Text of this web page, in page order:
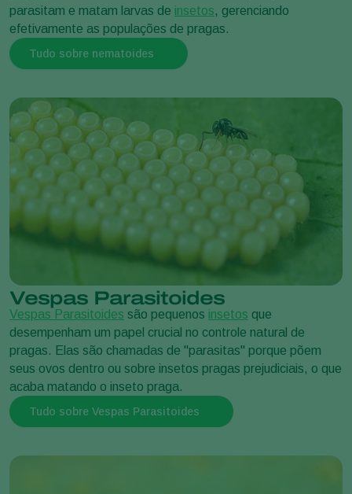
parasitam e matam larvas de insetos, gerenciando
efetivamente as populações de pragas.
Tudo sobre nematoides
Vespas Parasitoides
Vespas Parasitoides são pequenos insetos que
desempenham um papel crucial no controle natural de
pragas. Elas são chamadas de "parasitas" porque põem
seus ovos dentro ou sobre insetos pragas prejudiciais, o que
acaba matando o inseto praga.
Tudo sobre Vespas Parasitoides